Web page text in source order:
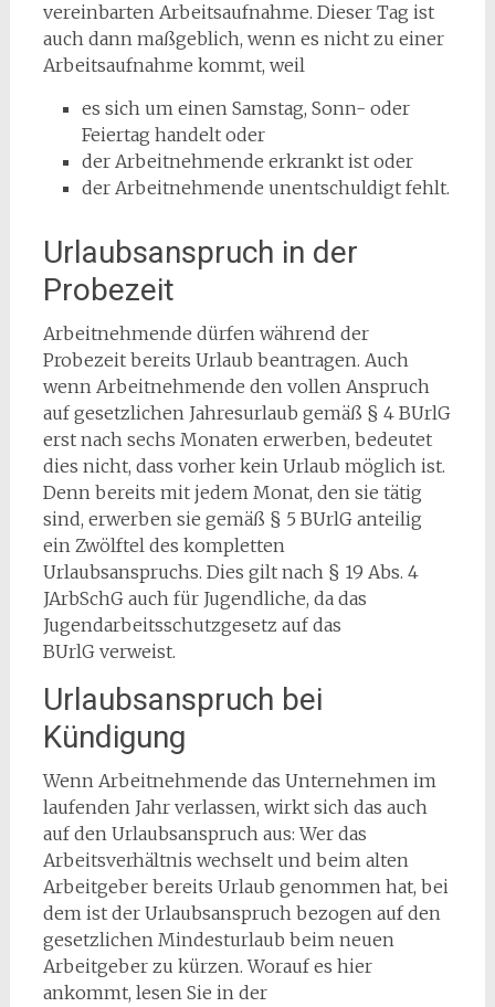
vereinbarten Arbeitsaufnahme. Dieser Tag ist
auch dann maßgeblich, wenn es nicht zu einer
Arbeitsaufnahme kommt, weil
es sich um einen Samstag, Sonn- oder
Feiertag handelt oder
der Arbeitnehmende erkrankt ist oder
der Arbeitnehmende unentschuldigt fehlt.
Urlaubsanspruch in der
Probezeit
Arbeitnehmende dürfen während der
Probezeit bereits Urlaub beantragen. Auch
wenn Arbeitnehmende den vollen Anspruch
auf gesetzlichen Jahresurlaub gemäß § 4 BUrlG
erst nach sechs Monaten erwerben, bedeutet
dies nicht, dass vorher kein Urlaub möglich ist.
Denn bereits mit jedem Monat, den sie tätig
sind, erwerben sie gemäß § 5 BUrlG anteilig
ein Zwölftel des kompletten
Urlaubsanspruchs. Dies gilt nach § 19 Abs. 4
JArbSchG auch für Jugendliche, da das
Jugendarbeitsschutzgesetz auf das
BUrlG verweist.
Urlaubsanspruch bei
Kündigung
Wenn Arbeitnehmende das Unternehmen im
laufenden Jahr verlassen, wirkt sich das auch
auf den Urlaubsanspruch aus: Wer das
Arbeitsverhältnis wechselt und beim alten
Arbeitgeber bereits Urlaub genommen hat, bei
dem ist der Urlaubsanspruch bezogen auf den
gesetzlichen Mindesturlaub beim neuen
Arbeitgeber zu kürzen. Worauf es hier
ankommt, lesen Sie in der